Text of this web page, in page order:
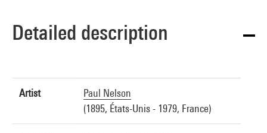
Detailed description
Artist
Paul Nelson
(1895, États-Unis - 1979, France)